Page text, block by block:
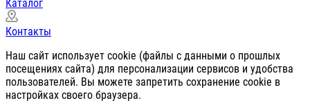
Каталог
Контакты
Наш сайт использует cookie (файлы с данными о прошлых
посещениях сайта) для персонализации сервисов и удобства
пользователей. Вы можете запретить сохранение cookie в
настройках своего браузера.